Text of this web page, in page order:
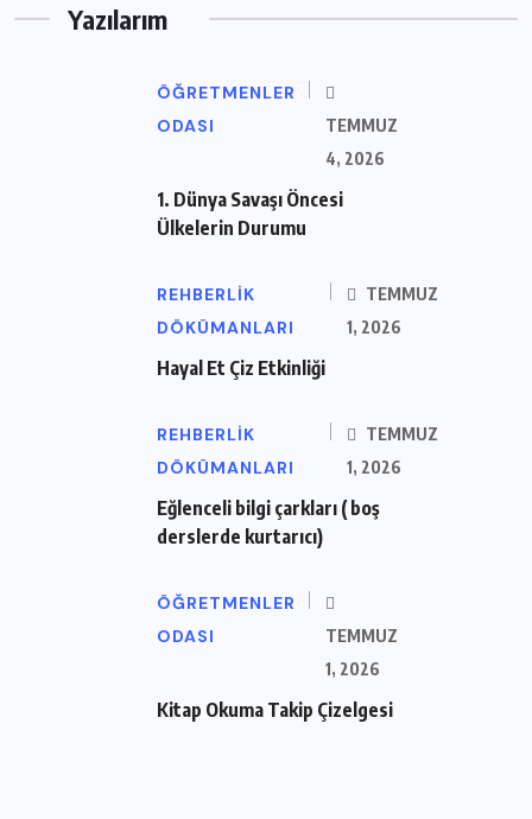
Yazılarım
ÖĞRETMENLER
ODASI
TEMMUZ
4, 2026
1. Dünya Savaşı Öncesi
Ülkelerin Durumu
REHBERLIK
DÖKÜMANLARI
TEMMUZ
1, 2026
Hayal Et Çiz Etkinliği
REHBERLIK
DÖKÜMANLARI
TEMMUZ
1, 2026
Eğlenceli bilgi çarkları ( boş
derslerde kurtarıcı)
ÖĞRETMENLER
ODASI
TEMMUZ
1, 2026
Kitap Okuma Takip Çizelgesi